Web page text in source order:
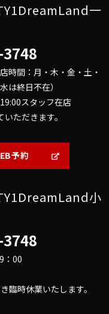
一
時間：月・木・金・土・
は終日不在）
スタッフ在店
ただきます。
予約
小
：00
臨時休業いたします。